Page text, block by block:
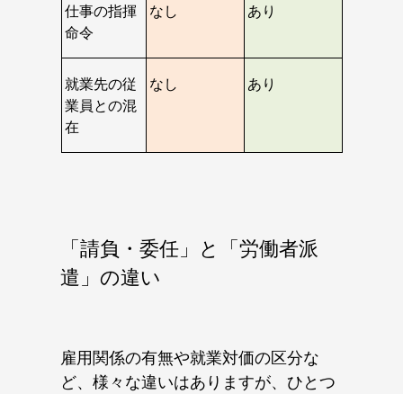
仕事の指揮
命令
なし あり
就業先の従
業員との混
在
なし あり
「請負・委任」と「労働者派
遣」の違い
雇用関係の有無や就業対価の区分な
ど、様々な違いはありますが、ひとつ